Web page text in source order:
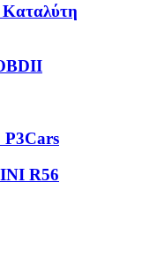
Καταλύτη
P3Cars
R56